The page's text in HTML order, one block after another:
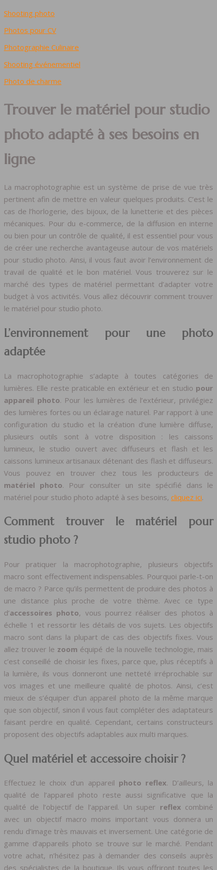
Shooting photo
Photos pour CV
Photographie Culinaire
Shooting événementiel
Photo de charme
Trouver le matériel pour studio
photo adapté à ses besoins en
ligne
La macrophotographie est un système de prise de vue très
pertinent afin de mettre en valeur quelques produits. C’est le
cas de l’horlogerie, des bijoux, de la lunetterie et des pièces
mécaniques. Pour du e-commerce, de la diffusion en interne
ou bien pour un contrôle de qualité, il est essentiel pour vous
de créer une recherche avantageuse autour de vos matériels
pour studio photo. Ainsi, il vous faut avoir l’environnement de
travail de qualité et le bon matériel. Vous trouverez sur le
marché des types de matériel permettant d’adapter votre
budget à vos activités. Vous allez découvrir comment trouver
le matériel pour studio photo.
L’environnement pour une photo
adaptée
La macrophotographie s’adapte à toutes catégories de
lumières. Elle reste praticable en extérieur et en studio pour
appareil photo. Pour les lumières de l’extérieur, privilégiez
des lumières fortes ou un éclairage naturel. Par rapport à une
configuration du studio et la création d’une lumière diffuse,
plusieurs outils sont à votre disposition : les caissons
lumineux, le studio ouvert avec diffuseurs et flash et les
caissons lumineux artisanaux détenant des flash et diffuseurs.
Vous pouvez en trouver chez tous les producteurs de
matériel photo. Pour consulter un site spécifié dans le
matériel pour studio photo adapté à ses besoins, cliquez ici.
Comment trouver le matériel pour
studio photo ?
Pour pratiquer la macrophotographie, plusieurs objectifs
macro sont effectivement indispensables. Pourquoi parle-t-on
de macro ? Parce qu’ils permettent de produire des photos à
une distance plus proche de votre thème. Avec ce type
d’accessoires photo, vous pourrez réaliser des photos à
échelle 1 et ressortir les détails de vos sujets. Les objectifs
macro sont dans la plupart de cas des objectifs fixes. Vous
allez trouver le zoom équipé de la nouvelle technologie, mais
c’est conseillé de choisir les fixes, parce que, plus réceptifs à
la lumière, ils vous donneront une netteté irréprochable sur
vos images et une meilleure qualité de photos. Ainsi, c’est
mieux de s’équiper d’un appareil photo de la même marque
que son objectif, sinon il vous faut compléter des adaptateurs
faisant perdre en qualité. Cependant, certains constructeurs
proposent des objectifs adaptables aux multi marques.
Quel matériel et accessoire choisir ?
Effectuez le choix d’un appareil photo reflex. D’ailleurs, la
qualité de l’appareil photo reste aussi significative que la
qualité de l’objectif de l’appareil. Un super reflex combiné
avec un objectif macro moins important vous donnera un
rendu d’image très mauvais et inversement. Une catégorie de
gamme d’appareils photo se trouve sur le marché. Pendant
votre achat, n’hésitez pas à demander des conseils auprès
des spécialistes de la boutique. Ils vous offriront toutes les